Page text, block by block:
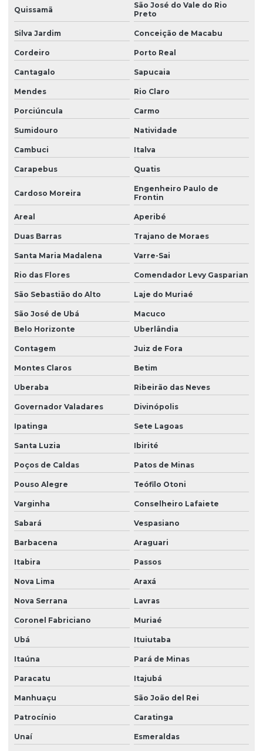
Quissamã
São José do Vale do Rio
Preto
Silva Jardim Conceição de Macabu
Cordeiro Porto Real
Cantagalo Sapucaia
Mendes Rio Claro
Porciúncula Carmo
Sumidouro Natividade
Cambuci Italva
Carapebus Quatis
Cardoso Moreira
Engenheiro Paulo de
Frontin
Areal Aperibé
Duas Barras Trajano de Moraes
Santa Maria Madalena Varre-Sai
Rio das Flores Comendador Levy Gasparian
São Sebastião do Alto Laje do Muriaé
São José de Ubá
Macuco
Belo Horizonte
Uberlândia
Contagem Juiz de Fora
Montes Claros Betim
Uberaba Ribeirão das Neves
Governador Valadares Divinópolis
Ipatinga Sete Lagoas
Santa Luzia Ibirité
Poços de Caldas Patos de Minas
Pouso Alegre Teófilo Otoni
Varginha Conselheiro Lafaiete
Sabará Vespasiano
Barbacena Araguari
Itabira Passos
Nova Lima Araxá
Nova Serrana Lavras
Coronel Fabriciano Muriaé
Ubá Ituiutaba
Itaúna Pará de Minas
Paracatu Itajubá
Manhuaçu São João del Rei
Patrocínio Caratinga
Unaí Esmeraldas